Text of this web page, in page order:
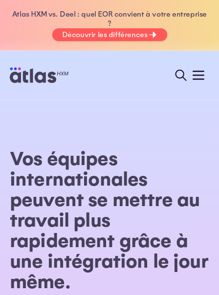
Atlas HXM vs. Deel : quel EOR convient à votre entreprise
?
Découvrir les différences
Vos équipes
internationales
peuvent se mettre au
travail plus
rapidement grâce à
une intégration le jour
même.